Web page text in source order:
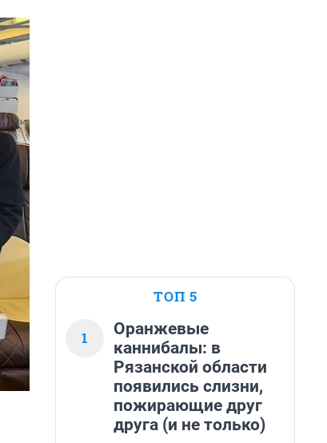
ТОП 5
1
Оранжевые
каннибалы: в
Рязанской области
появились слизни,
пожирающие друг
друга (и не только)